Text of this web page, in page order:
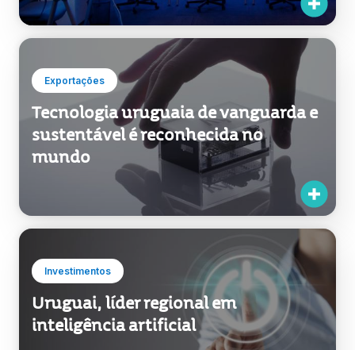
Exportações
Tecnologia uruguaia de vanguarda e
sustentável é reconhecida no
mundo
Investimentos
Uruguai, líder regional em
inteligência artificial